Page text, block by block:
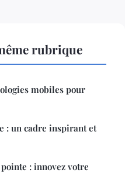
rubrique
mobiles pour
: un cadre inspirant et
: innovez votre